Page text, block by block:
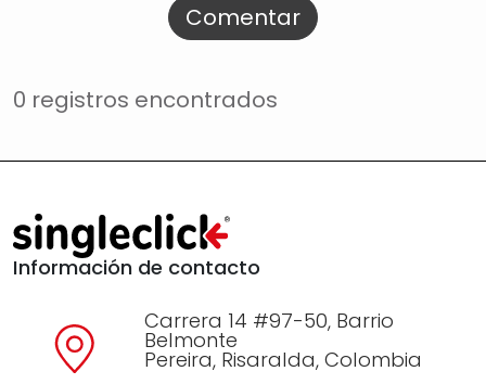
Comentar
0 registros encontrados
Información de contacto
Carrera 14 #97-50, Barrio
Belmonte
Pereira, Risaralda, Colombia